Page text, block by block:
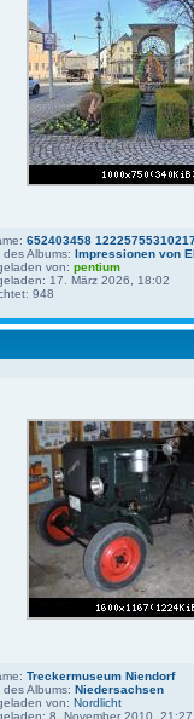
652403458
des Albums: Impressionen von
von: pentium
17. März 2026, 18:02
948
Treckermuseum Niendorf
des Albums: Niedersachsen
von: Nordlicht
8. November 2010, 21:27